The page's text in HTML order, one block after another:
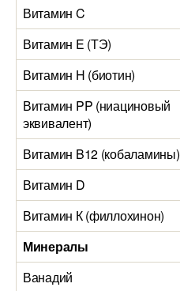
Витамин C
Витамин E (ТЭ)
Витамин H (биотин)
Витамин PP (ниациновый
эквивалент)
Витамин B12 (кобаламины)
Витамин D
Витамин К (филлохинон)
Минералы
Ванадий